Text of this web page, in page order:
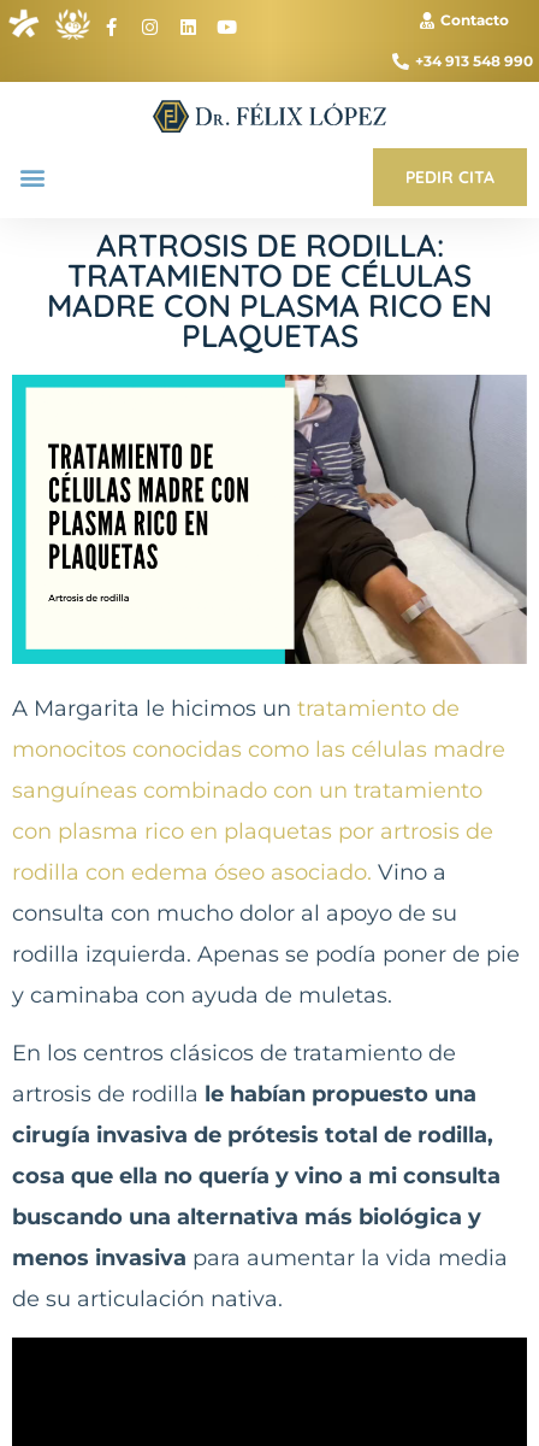
Contacto
+34 913 548 990
PEDIR CITA
ARTROSIS DE RODILLA:
TRATAMIENTO DE CÉLULAS
MADRE CON PLASMA RICO EN
PLAQUETAS
A Margarita le hicimos un tratamiento de
monocitos conocidas como las células madre
sanguíneas combinado con un tratamiento
con plasma rico en plaquetas por artrosis de
rodilla con edema óseo asociado. Vino a
consulta con mucho dolor al apoyo de su
rodilla izquierda. Apenas se podía poner de pie
y caminaba con ayuda de muletas.
En los centros clásicos de tratamiento de
artrosis de rodilla le habían propuesto una
cirugía invasiva de prótesis total de rodilla,
cosa que ella no quería y vino a mi consulta
buscando una alternativa más biológica y
menos invasiva para aumentar la vida media
de su articulación nativa.